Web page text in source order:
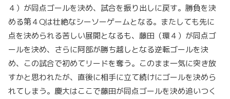
４）が同点ゴールを決め、試合を振り出しに戻す。勝負を決
める第４Qは壮絶なシーソーゲームとなる。またしても先に
点を決められる苦しい展開となるも、藤田（環４）が同点ゴ
ールを決め、さらに阿部が勝ち越しとなる逆転ゴールを決
め、この試合で初めてリードを奪う。このまま一気に突き放
すかと思われたが、直後に相手に立て続けにゴールを決めら
れてしまう。慶大はここで藤田が同点ゴールを決め追いつく